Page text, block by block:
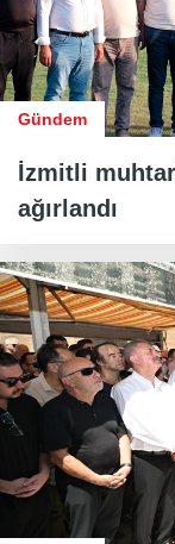
Gündem
İzmitli
ağırlandı